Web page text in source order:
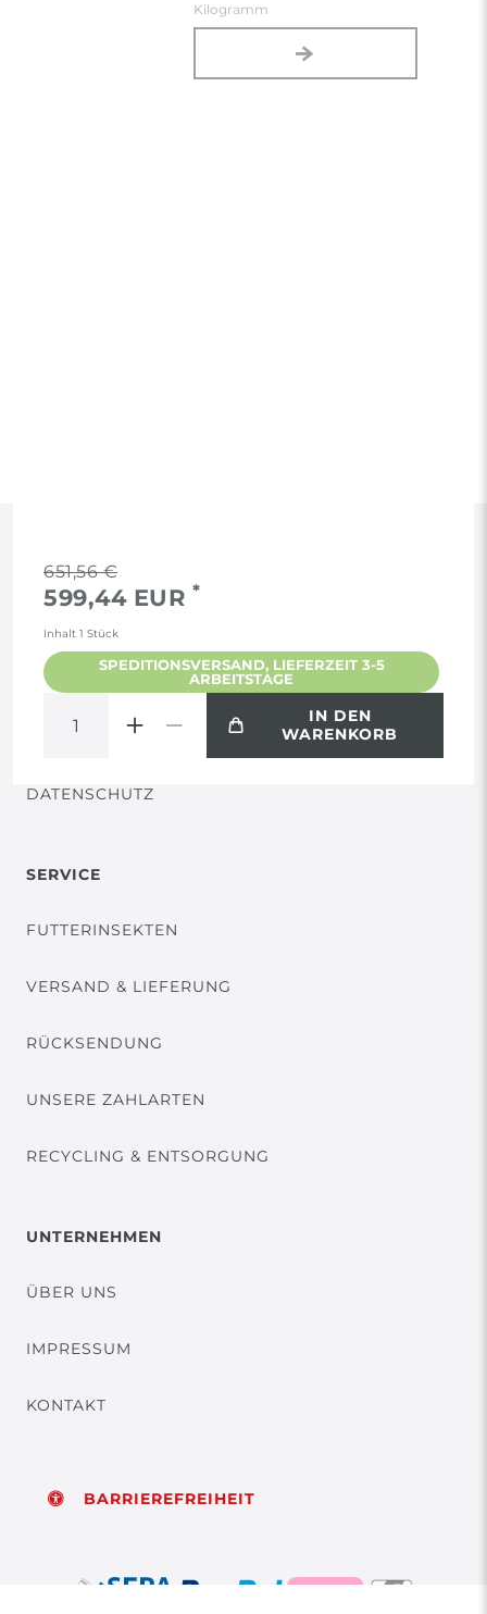
Kilogramm
651,56 €
599,44 EUR *
Inhalt 1 Stück
SPEDITIONSVERSAND, LIEFERZEIT 3-5
ARBEITSTAGE
IN DEN
WARENKORB
RECHTLICHES
AGB
WIDERRUF
VERTRAG WIDERRUFEN
DATENSCHUTZ
SERVICE
FUTTERINSEKTEN
VERSAND & LIEFERUNG
RÜCKSENDUNG
UNSERE ZAHLARTEN
RECYCLING & ENTSORGUNG
UNTERNEHMEN
ÜBER UNS
IMPRESSUM
KONTAKT
BARRIEREFREIHEIT